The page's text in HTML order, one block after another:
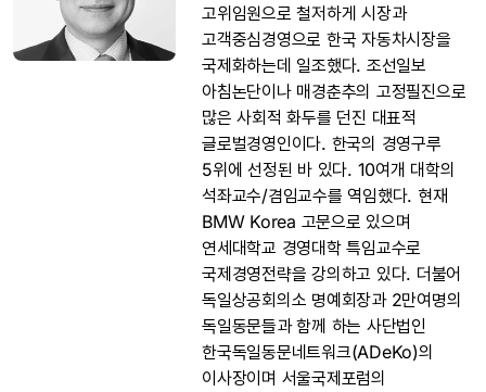
고위임원으로 철저하게 시장과
고객중심경영으로 한국 자동차시장을
국제화하는데 일조했다. 조선일보
아침논단이나 매경춘추의 고정필진으로
많은 사회적 화두를 던진 대표적
글로벌경영인이다. 한국의 경영구루
5위에 선정된 바 있다. 10여개 대학의
석좌교수/겸임교수를 역임했다. 현재
BMW Korea 고문으로 있으며
연세대학교 경영대학 특임교수로
국제경영전략을 강의하고 있다. 더불어
독일상공회의소 명예회장과 2만여명의
독일동문들과 함께 하는 사단법인
한국독일동문네트워크(ADeKo)의
이사장이며 서울국제포럼의